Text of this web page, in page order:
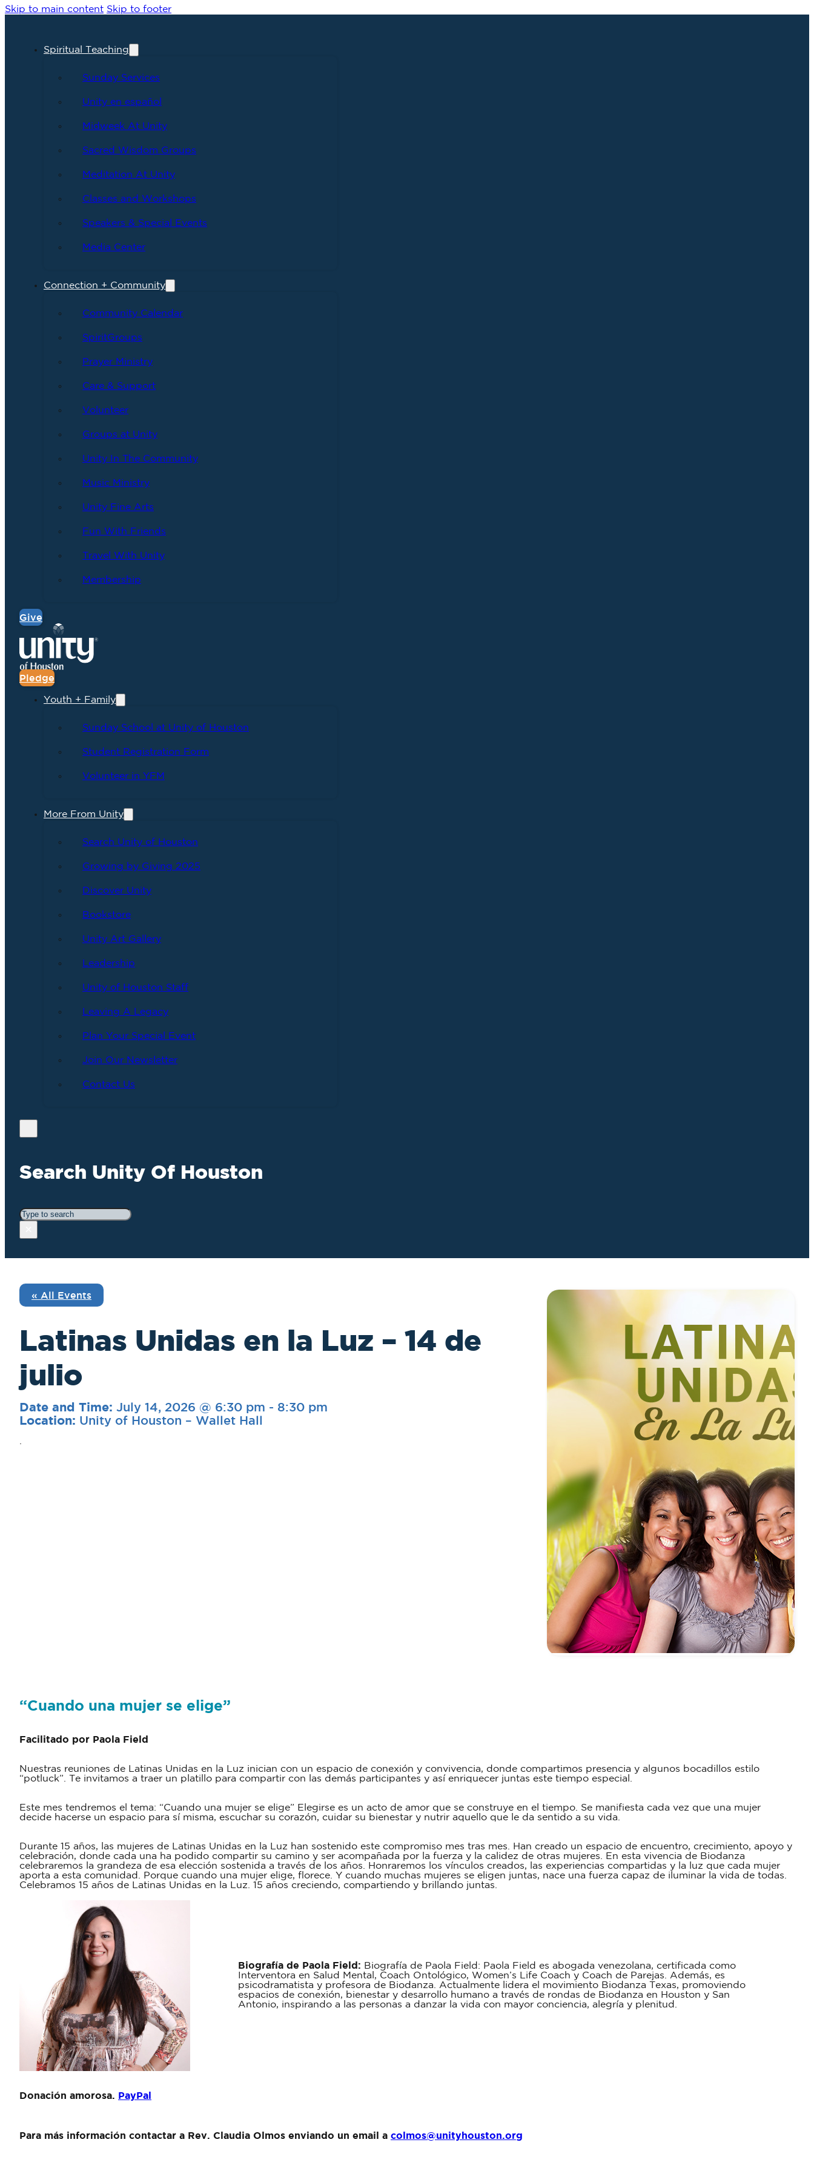
Skip to main content Skip to footer
Spiritual Teaching
Sunday Services
Unity en español
Midweek At Unity
Sacred Wisdom Groups
Meditation At Unity
Classes and Workshops
Speakers & Special Events
Media Center
Connection + Community
Community Calendar
SpiritGroups
Prayer Ministry
Care & Support
Volunteer
Groups at Unity
Unity In The Community
Music Ministry
Unity Fine Arts
Fun With Friends
Travel With Unity
Membership
Give
Pledge
Youth + Family
Sunday School at Unity of Houston
Student Registration Form
Volunteer in YFM
More From Unity
Search Unity of Houston
Growing by Giving 2025
Discover Unity
Bookstore
Unity Art Gallery
Leadership
Unity of Houston Staff
Leaving A Legacy
Plan Your Special Event
Join Our Newsletter
Contact Us
Search Unity Of Houston
Search
« All Events
Latinas Unidas en la Luz – 14 de
julio
Date and Time: July 14, 2026 @ 6:30 pm - 8:30 pm
Location: Unity of Houston – Wallet Hall
“Cuando una mujer se elige”
Facilitado por Paola Field
Nuestras reuniones de Latinas Unidas en la Luz inician con un espacio de conexión y convivencia, donde compartimos presencia y algunos bocadillos estilo
“potluck”. Te invitamos a traer un platillo para compartir con las demás participantes y así enriquecer juntas este tiempo especial.
Este mes tendremos el tema: “Cuando una mujer se elige” Elegirse es un acto de amor que se construye en el tiempo. Se manifiesta cada vez que una mujer
decide hacerse un espacio para sí misma, escuchar su corazón, cuidar su bienestar y nutrir aquello que le da sentido a su vida.
Durante 15 años, las mujeres de Latinas Unidas en la Luz han sostenido este compromiso mes tras mes. Han creado un espacio de encuentro, crecimiento, apoyo y
celebración, donde cada una ha podido compartir su camino y ser acompañada por la fuerza y la calidez de otras mujeres. En esta vivencia de Biodanza
celebraremos la grandeza de esa elección sostenida a través de los años. Honraremos los vínculos creados, las experiencias compartidas y la luz que cada mujer
aporta a esta comunidad. Porque cuando una mujer elige, florece. Y cuando muchas mujeres se eligen juntas, nace una fuerza capaz de iluminar la vida de todas.
Celebramos 15 años de Latinas Unidas en la Luz. 15 años creciendo, compartiendo y brillando juntas.
Biografía de Paola Field : Biografía de Paola Field: Paola Field es abogada venezolana, certificada como
Interventora en Salud Mental, Coach Ontológico, Women’s Life Coach y Coach de Parejas. Además, es
psicodramatista y profesora de Biodanza. Actualmente lidera el movimiento Biodanza Texas, promoviendo
espacios de conexión, bienestar y desarrollo humano a través de rondas de Biodanza en Houston y San
Antonio, inspirando a las personas a danzar la vida con mayor conciencia, alegría y plenitud.
Donación amorosa. PayPal
Para más información contactar a Rev. Claudia Olmos enviando un email a colmos@unityhouston.org